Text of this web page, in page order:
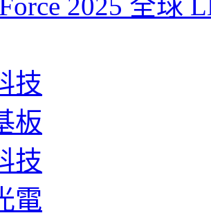
技
板
技
電